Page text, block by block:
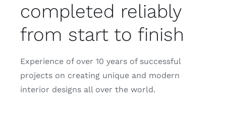
completed reliably
from start to finish
Experience of over 10 years of successful
projects on creating unique and modern
interior designs all over the world.